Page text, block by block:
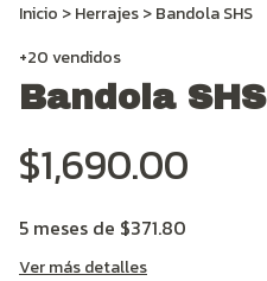
Inicio >Herrajes>Bandola SHS
+20 vendidos
Bandola SHS
$1,690.00
5 meses de $371.80
Ver más detalles